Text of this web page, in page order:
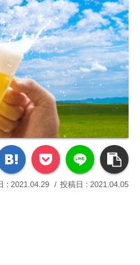
2021.04.29 2021.04.05